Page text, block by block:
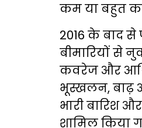
कम या बहुत
2016 के बाद से
बीमारियों से
कवरेज और
भूस्खलन, बाढ़
भारी बारिश
शामिल किया